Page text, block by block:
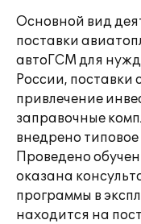
Основной вид
поставки
автоГСМ для
России, поставки
привлечение
заправочные
внедрено
Проведено
оказана
программы в
находится на